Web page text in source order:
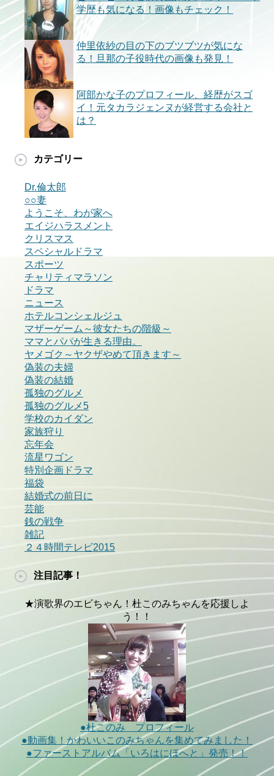
学歴も気になる！画像もチェック！
仲里依紗の目の下のブツブツが気にな
る！旦那の子役時代の画像も発見！
阿部かな子のプロフィール、経歴がスゴ
イ！元タカラジェンヌが経営する会社と
は？
カテゴリー
Dr.倫太郎
○○妻
ようこそ、わが家へ
エイジハラスメント
クリスマス
スペシャルドラマ
スポーツ
チャリティマラソン
ドラマ
ニュース
ホテルコンシェルジュ
マザーゲーム～彼女たちの階級～
ママとパパが生きる理由。
ヤメゴク～ヤクザやめて頂きます～
偽装の夫婦
偽装の結婚
孤独のグルメ
孤独のグルメ5
学校のカイダン
家族狩り
忘年会
流星ワゴン
特別企画ドラマ
福袋
結婚式の前日に
芸能
銭の戦争
雑記
２４時間テレビ2015
注目記事！
★演歌界のエビちゃん！杜このみちゃんを応援しよ
う！！
●杜このみ プロフィール
●動画集！かわいいこのみちゃんを集めてみました！
●ファーストアルバム「いろはにほへと」発売！！